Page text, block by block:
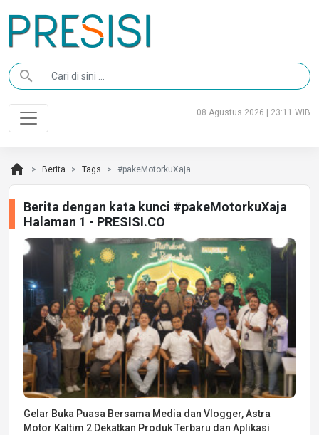
search
08 Agustus 2026 | 23:11 WIB
home Berita Tags #pakeMotorkuXaja
Berita dengan kata kunci #pakeMotorkuXaja
Halaman 1 - PRESISI.CO
Gelar Buka Puasa Bersama Media dan Vlogger, Astra
Motor Kaltim 2 Dekatkan Produk Terbaru dan Aplikasi